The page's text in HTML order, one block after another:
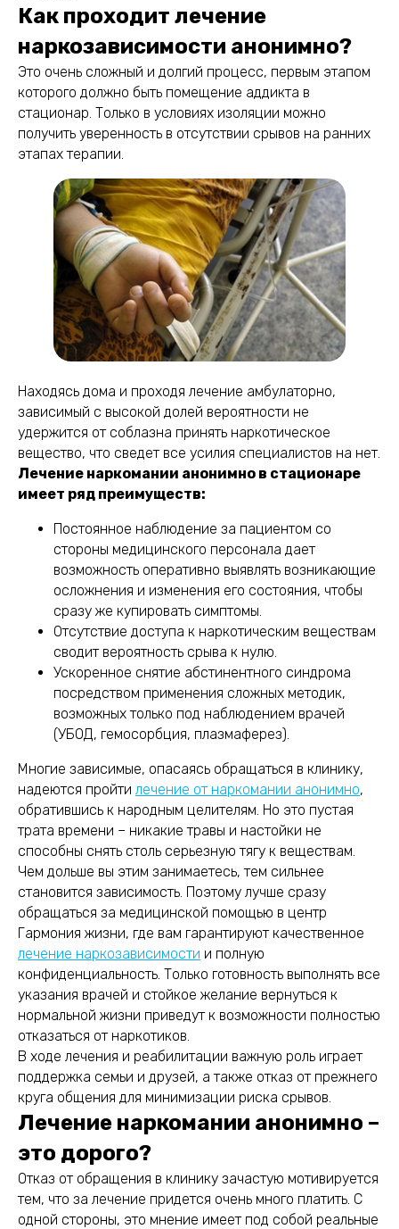
Как проходит лечение
наркозависимости анонимно?
Это очень сложный и долгий процесс, первым этапом
которого должно быть помещение аддикта в
стационар. Только в условиях изоляции можно
получить уверенность в отсутствии срывов на ранних
этапах терапии.
Находясь дома и проходя лечение амбулаторно,
зависимый с высокой долей вероятности не
удержится от соблазна принять наркотическое
вещество, что сведет все усилия специалистов на нет.
Лечение наркомании анонимно в стационаре
имеет ряд преимуществ:
Постоянное наблюдение за пациентом со
стороны медицинского персонала дает
возможность оперативно выявлять возникающие
осложнения и изменения его состояния, чтобы
сразу же купировать симптомы.
Отсутствие доступа к наркотическим веществам
сводит вероятность срыва к нулю.
Ускоренное снятие абстинентного синдрома
посредством применения сложных методик,
возможных только под наблюдением врачей
(УБОД, гемосорбция, плазмаферез).
Многие зависимые, опасаясь обращаться в клинику,
надеются пройти лечение от наркомании анонимно,
обратившись к народным целителям. Но это пустая
трата времени – никакие травы и настойки не
способны снять столь серьезную тягу к веществам.
Чем дольше вы этим занимаетесь, тем сильнее
становится зависимость. Поэтому лучше сразу
обращаться за медицинской помощью в центр
Гармония жизни, где вам гарантируют качественное
лечение наркозависимости и полную
конфиденциальность. Только готовность выполнять все
указания врачей и стойкое желание вернуться к
нормальной жизни приведут к возможности полностью
отказаться от наркотиков.
В ходе лечения и реабилитации важную роль играет
поддержка семьи и друзей, а также отказ от прежнего
круга общения для минимизации риска срывов.
Лечение наркомании анонимно –
это дорого?
Отказ от обращения в клинику зачастую мотивируется
тем, что за лечение придется очень много платить. С
одной стороны, это мнение имеет под собой реальные